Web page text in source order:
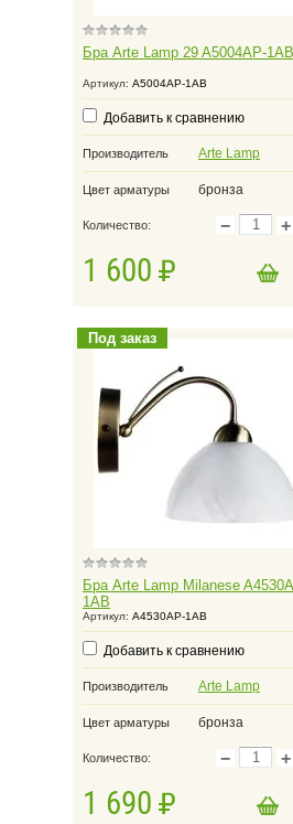
Бра Arte Lamp 29 A5004AP-1AB
Артикул: A5004AP-1AB
Добавить к сравнению
Производитель Arte Lamp
Цвет арматуры бронза
Количество: − +
1 600
Добавить в корзину
Под заказ
Бра Arte Lamp Milanese
1AB
Артикул: A4530AP-1AB
Добавить к сравнению
Производитель Arte Lamp
Цвет арматуры бронза
Количество: − +
1 690
Добавить в корзину